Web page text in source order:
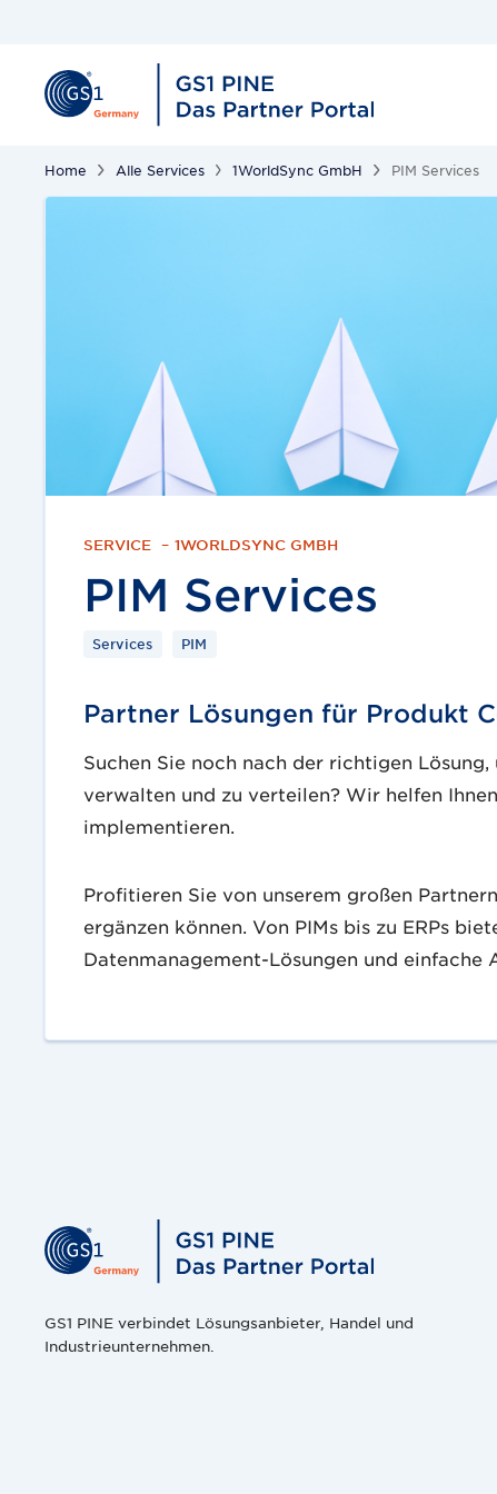
Home Alle Services 1WorldSync GmbH PIM Services
SERVICE – 1WORLDSYNC GMBH
PIM Services
Services PIM
Partner Lösungen für Produkt
Suchen Sie noch nach der richtigen
verwalten und zu verteilen? Wir helfen
implementieren.
Profitieren Sie von unserem großen
ergänzen können. Von PIMs bis zu ERPs
Datenmanagement-Lösungen und einfache
GS1 PINE verbindet Lösungsanbieter, Handel und
Industrieunternehmen.